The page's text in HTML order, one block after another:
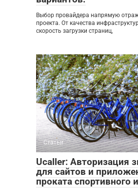
Выбор провайдера напрямую
проекта. От качества
скорость загрузки страниц,
Статьи
Ucaller: Авторизация
для сайтов и
проката спортивного